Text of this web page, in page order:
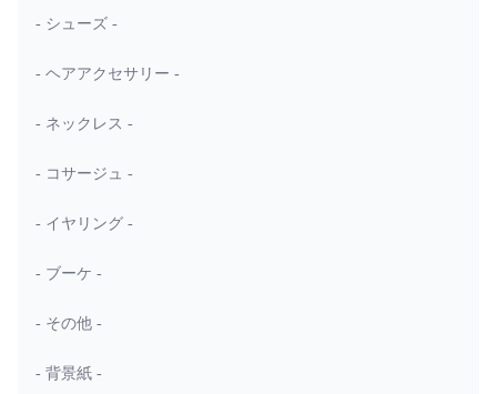
- シューズ -
- ヘアアクセサリー -
- ネックレス -
- コサージュ -
- イヤリング -
- ブーケ -
- その他 -
- 背景紙 -